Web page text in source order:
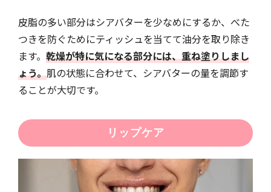
皮脂の多い部分はシアバターを少なめにするか、べた
つきを防ぐためにティッシュを当てて油分を取り除き
ます。 乾燥が特に気になる部分には、重ね塗りしまし
ょう。肌の状態に合わせて、シアバターの量を調節す
ることが大切です。
リップケア